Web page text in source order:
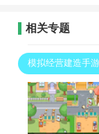
相关专题
模拟经营建造手